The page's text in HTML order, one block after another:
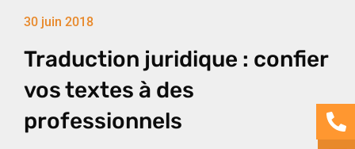
30 juin 2018
Traduction juridique : confier
vos textes à des
professionnels